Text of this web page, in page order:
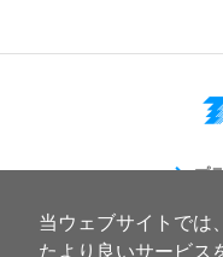
当ウェブサイトでは
たより良いサービス
プ
サ
サ